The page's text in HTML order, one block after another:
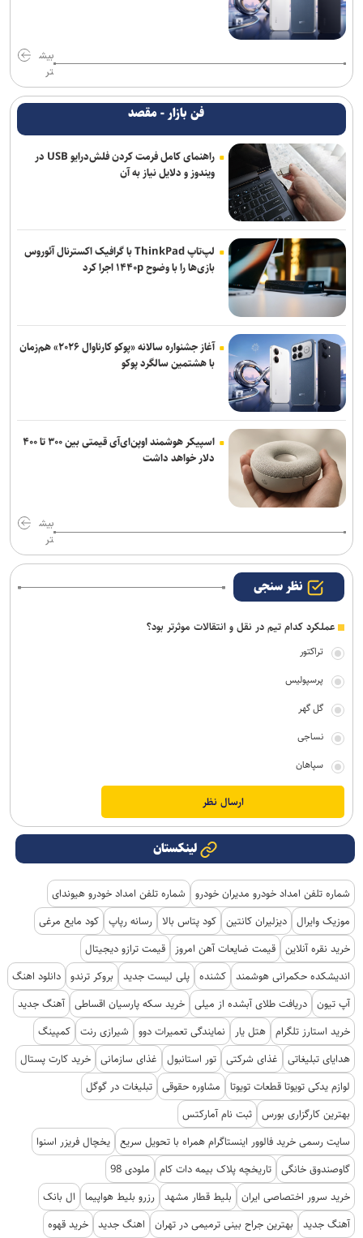
بیش
تر
فن بازار - مقصد
راهنمای کامل فرمت کردن فلش‌درایو USB در
ویندوز و دلایل نیاز به آن
لپ‌تاپ ThinkPad با گرافیک اکسترنال آئوروس
بازی‌ها را با وضوح ۱۴۴۰p اجرا کرد
آغاز جشنواره سالانه «پوکو کارناوال ۲۰۲۶» هم‌زمان
با هشتمین سالگرد پوکو
اسپیکر هوشمند اوپن‌ای‌آی قیمتی بین ۳۰۰ تا ۴۰۰
دلار خواهد داشت
بیش
تر
نظر سنجی
عملکرد کدام تیم در نقل و انتقالات موثرتر بود؟
تراکتور
پرسپولیس
گل گهر
نساجی
سپاهان
لینکستان
شماره تلفن امداد خودرو مدیران خودرو
شماره تلفن امداد خودرو هیوندای
موزیک وایرال دیزلیران کانتین کود پتاس بالا رسانه رپاپ کود مایع مرغی
خرید نقره آنلاین قیمت ضایعات آهن امروز
قیمت ترازو دیجیتال
اندیشکده حکمرانی هوشمند کشنده پلی لیست جدید بروکر ترندو دانلود اهنگ
آپ تیون دریافت طلای آبشده از میلی خرید سکه پارسیان اقساطی آهنگ جدید
خرید استارز تلگرام هتل یار نمایندگی تعمیرات دوو شیرازی رنت کمپینگ
هدایای تبلیغاتی
غذای شرکتی تور استانبول غذای سازمانی خرید کارت پستال
لوازم یدکی تویوتا قطعات تویوتا
مشاوره حقوقی تبلیغات در گوگل
بهترین کارگزاری بورس ثبت نام آمارکتس
سایت رسمی خرید فالوور اینستاگرام همراه با تحویل سریع یخچال فریزر اسنوا
گاوصندوق خانگی تاریخچه پلاک بیمه دات کام
ملودی 98
خرید سرور اختصاصی ایران
بلیط قطار مشهد رزرو بلیط هواپیما
ال بانک
آهنگ جدید
بهترین جراح بینی ترمیمی در تهران اهنگ جدید خرید قهوه